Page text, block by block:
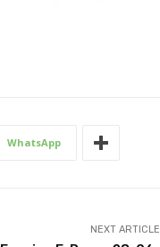
WhatsApp
NEXT ARTICLE